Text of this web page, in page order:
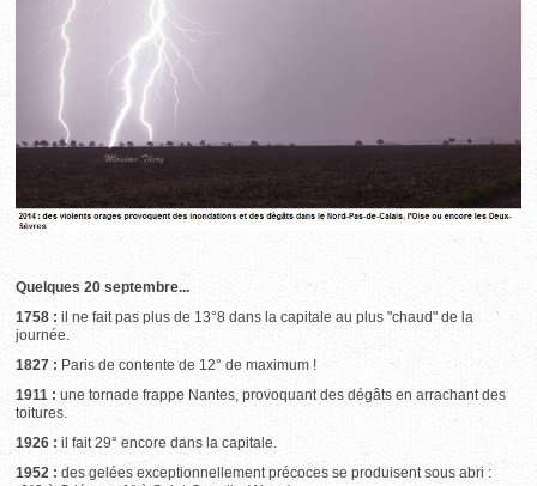
Quelques 20 septembre...
1758 : il ne fait pas plus de 13°8 dans la capitale au plus "chaud" de la
journée.
1827 : Paris de contente de 12° de maximum !
1911 : une tornade frappe Nantes, provoquant des dégâts en arrachant des
toitures.
1926 : il fait 29° encore dans la capitale.
1952 : des gelées exceptionnellement précoces se produisent sous abri :